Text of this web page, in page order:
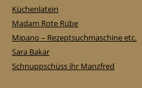
Küchenlatein
Madam Rote Rübe
Mipano – Rezeptsuchmaschine etc.
Sara Bakar
Schnuppschüss ihr Manzfred